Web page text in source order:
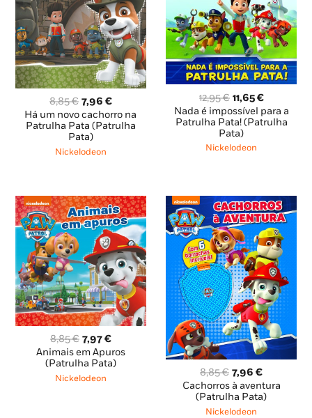
8,85€ O
preço
original
era:
8,85 €.
7,96 €O
preço
atual
Há um novo cachorro na
Patrulha Pata (Patrulha
Pata)
Nickelodeon
12,95€ O
preço
original
era:
12,95 €.
11,65€O
preço
atual
Nada é impossível para a
Patrulha Pata! (Patrulha
Pata)
Nickelodeon
8,85€ O
preço
original
era:
7,97€O
preço
atual
Animais em Apuros
(Patrulha Pata)
Nickelodeon 8,85€ O
preço
original
era:
7,96€O
preço
atual
Cachorros à aventura
(Patrulha Pata)
Nickelodeon